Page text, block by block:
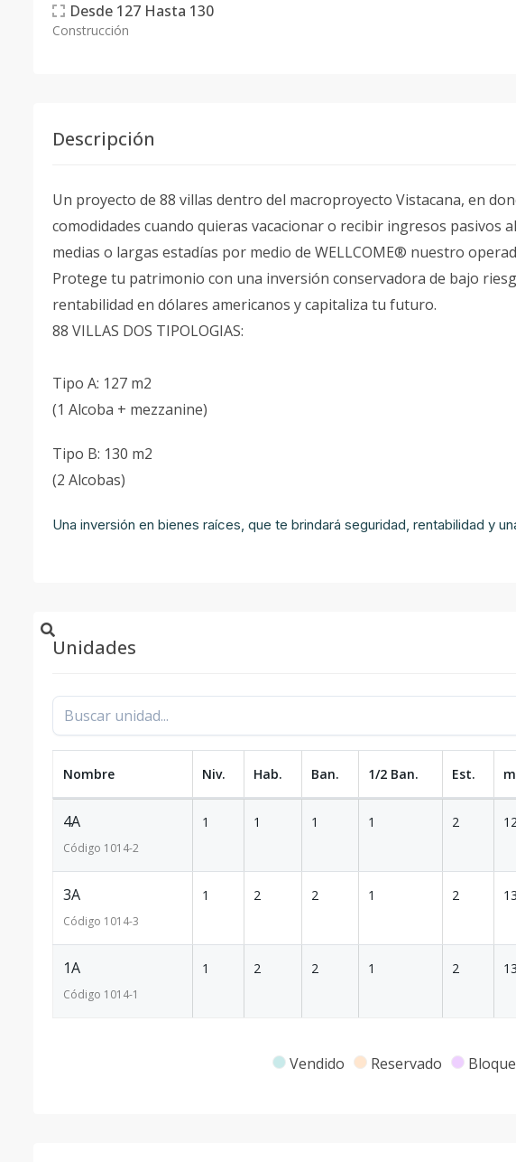
Desde 127 Hasta 130
Construcción
Descripción
Un proyecto de 88 villas dentro del macroproyecto Vistacana, en
comodidades cuando quieras vacacionar o recibir ingresos pasivos
medias o largas estadías por medio de WELLCOME® nuestro
Protege tu patrimonio con una inversión conservadora de bajo
rentabilidad en dólares americanos y capitaliza tu futuro.
88 VILLAS DOS TIPOLOGIAS:
Tipo A: 127 m2
(1 Alcoba + mezzanine)
Tipo B: 130 m2
(2 Alcobas)
Una inversión en bienes raíces, que te brindará seguridad, rentabilidad y
Unidades
Nombre Niv. Hab. Ban. 1/2 Ban. Est.
4A
Código 1014-2
1 1 1 1 2
3A
Código 1014-3
1 2 2 1 2
1A
Código 1014-1
1 2 2 1 2
Vendido Reservado